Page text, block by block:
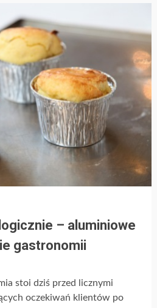
– aluminiowe
gastronomii
stoi dziś przed licznymi
oczekiwań klientów po